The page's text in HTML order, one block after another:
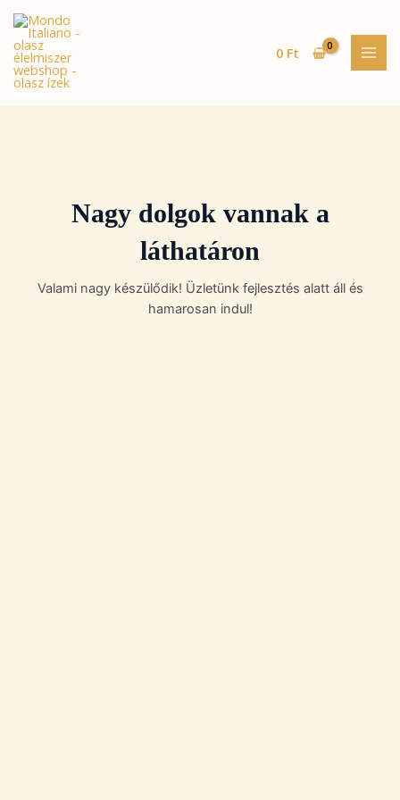
Skip
content
0 Ft
Nagy dolgok vannak a
láthatáron
Valami nagy készülődik! Üzletünk fejlesztés alatt áll és
hamarosan indul!